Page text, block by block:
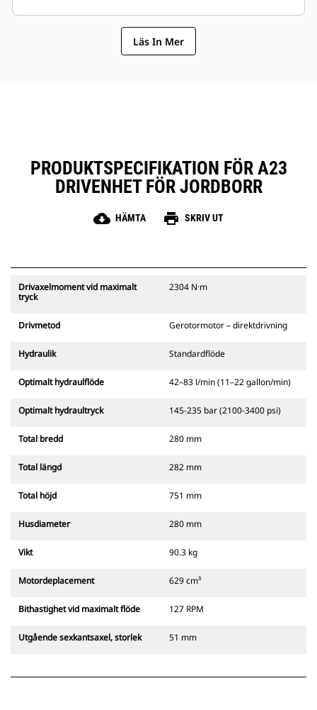
borrkrav med höga prestanda.
Läs In Mer
PRODUKTSPECIFIKATION FÖR A23
DRIVENHET FÖR JORDBORR
cloud_download HÄMTA print SKRIV UT
Drivaxelmoment vid maximalt
tryck
2304 N·m
Drivmetod Gerotormotor – direktdrivning
Hydraulik Standardflöde
Optimalt hydraulflöde 42–83 l/min (11–22 gallon/min)
Optimalt hydraultryck 145-235 bar (2100-3400 psi)
Total bredd 280 mm
Total längd 282 mm
Total höjd 751 mm
Husdiameter 280 mm
Vikt 90.3 kg
Motordeplacement 629 cm³
Bithastighet vid maximalt flöde 127 RPM
Utgående sexkantsaxel, storlek 51 mm